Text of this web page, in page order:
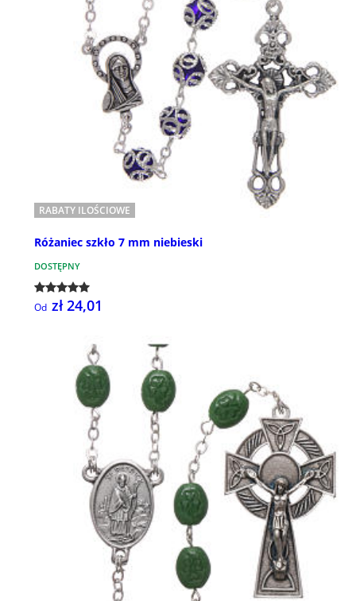
RABATY ILOŚCIOWE
Różaniec szkło 7 mm niebieski
DOSTĘPNY
Od zł 24,01